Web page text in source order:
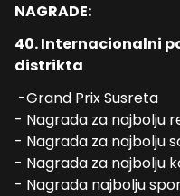
NAGRADE:
40. Internacionalni
distrikta
-Grand Prix Susreta
- Nagrada za najbolju
- Nagrada za najbolju
- Nagrada za najbolju
- Nagrada najbolju